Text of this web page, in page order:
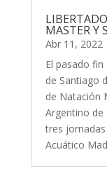
MASTER Y
Abr 11, 2022
El pasado
de Santiago
de Natación
Argentino de
tres
Acuático